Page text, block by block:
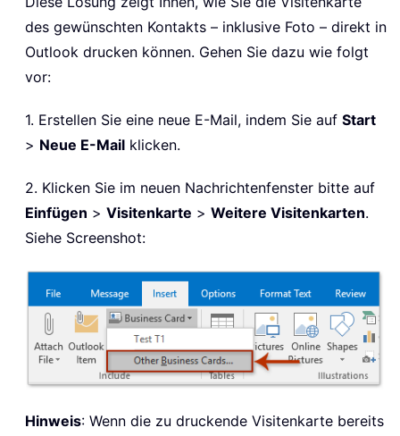
des gewünschten Kontakts – inklusive Foto – direkt in
Outlook drucken können. Gehen Sie dazu wie folgt
vor:
1. Erstellen Sie eine neue E-Mail, indem Sie auf Start
> Neue E-Mail klicken.
2. Klicken Sie im neuen Nachrichtenfenster bitte auf
Einfügen > Visitenkarte > Weitere Visitenkarten.
Siehe Screenshot:
Hinweis: Wenn die zu druckende Visitenkarte bereits